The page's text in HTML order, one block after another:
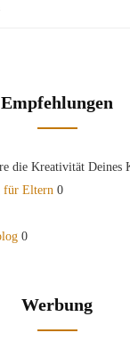
Empfehlungen
die Kreativität Deines
für Eltern 0
0
Werbung